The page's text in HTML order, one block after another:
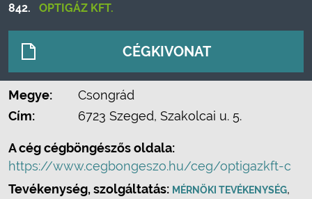
842. OPTIGÁZ KFT.
CÉGKIVONAT
Megye:
Csongrád
Cím:
6723 Szeged, Szakolcai u. 5.
A cég cégböngészős oldala:
https://www.cegbongeszo.hu/ceg/optigazkft-c
Tevékenység, szolgáltatás: MÉRNÖKI TEVÉKENYSÉG,